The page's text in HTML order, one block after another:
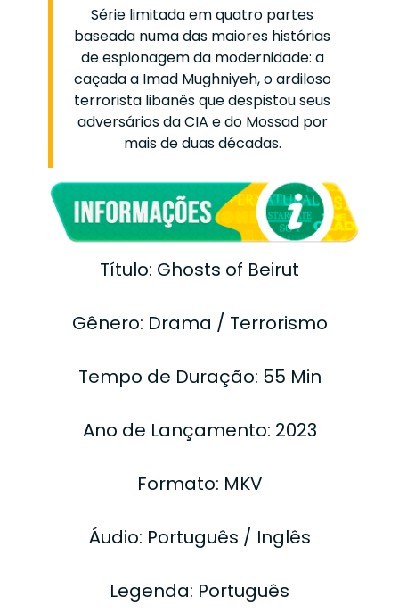
Série limitada em quatro partes
baseada numa das maiores histórias
de espionagem da modernidade: a
caçada a Imad Mughniyeh, o ardiloso
terrorista libanês que despistou seus
adversários da CIA e do Mossad por
mais de duas décadas.
Título: Ghosts of Beirut
Gênero: Drama / Terrorismo
Tempo de Duração: 55 Min
Ano de Lançamento: 2023
Formato: MKV
Áudio: Português / Inglês
Legenda: Português